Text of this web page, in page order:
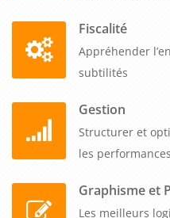
Fiscalité
Appréhender
subtilités
Gestion
Structurer et
les performances
Graphisme et
Les meilleurs